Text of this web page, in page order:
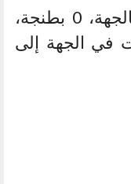
كما تم تسجيل حالتي وفاة بالجهة، 0 بطنجة،
في الجهة إلى